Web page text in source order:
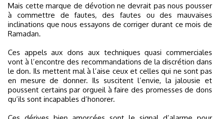
Mais cette marque de dévotion ne devrait pas nous pousser
à commettre de fautes, des fautes ou des mauvaises
inclinations que nous essayons de corriger durant ce mois de
Ramadan.
Ces appels aux dons aux techniques quasi commerciales
vont à l’encontre des recommandations de la discrétion dans
le don. Ils mettent mal à l’aise ceux et celles qui ne sont pas
en mesure de donner. Ils suscitent l’envie, la jalousie et
poussent certains par orgueil à faire des promesses de dons
qu’ils sont incapables d’honorer.